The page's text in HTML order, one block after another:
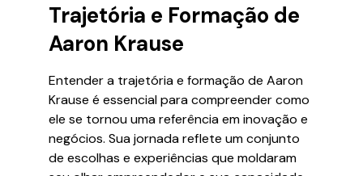
Trajetória e Formação de
Aaron Krause
Entender a trajetória e formação de Aaron
Krause é essencial para compreender como
ele se tornou uma referência em inovação e
negócios. Sua jornada reflete um conjunto
de escolhas e experiências que moldaram